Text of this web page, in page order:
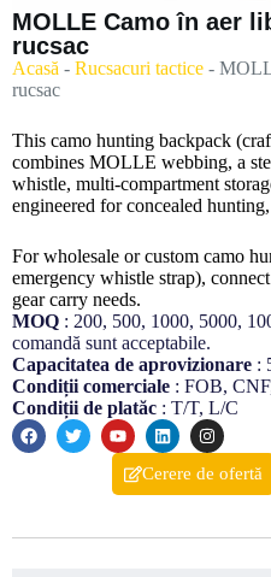
MOLLE Camo în aer
rucsac
Acasă - Rucsacuri tactice -
rucsac
This camo hunting backpack
combines MOLLE webbing, a
whistle, multi-compartment
engineered for concealed
For wholesale or custom camo
emergency whistle strap),
gear carry needs.
MOQ : 200, 500, 1000, 5000,
comandă sunt acceptabile.
Capacitatea de aprovizionare :
Condiții comerciale : FOB,
Condiții de platăc : T/T, L/C
Cerere de ofertă